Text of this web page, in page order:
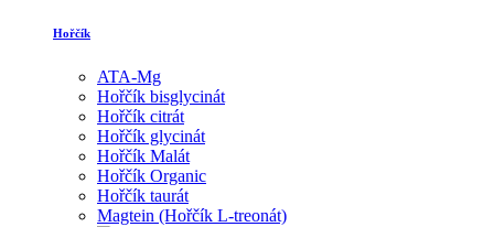
Hořčík
ATA-Mg
Hořčík bisglycinát
Hořčík citrát
Hořčík glycinát
Hořčík Malát
Hořčík Organic
Hořčík taurát
Magtein (Hořčík L-treonát)